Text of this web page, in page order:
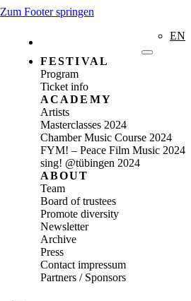
Zum Footer springen
EN
FESTIVAL
Program
Ticket info
ACADEMY
Artists
Masterclasses 2024
Chamber Music Course 2024
FYM! – Peace Film Music 2024
sing! @tübingen 2024
ABOUT
Team
Board of trustees
Promote diversity
Newsletter
Archive
Press
Contact impressum
Partners / Sponsors